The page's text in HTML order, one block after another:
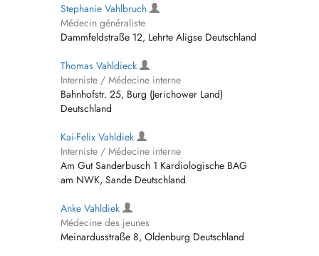
Stephanie Vahlbruch
Médecin généraliste
Dammfeldstraße 12, Lehrte Aligse Deutschland
Thomas Vahldieck
Interniste / Médecine interne
Bahnhofstr. 25, Burg (Jerichower Land)
Deutschland
Kai-Felix Vahldiek
Interniste / Médecine interne
Am Gut Sanderbusch 1 Kardiologische BAG
am NWK, Sande Deutschland
Anke Vahldiek
Médecine des jeunes
Meinardusstraße 8, Oldenburg Deutschland